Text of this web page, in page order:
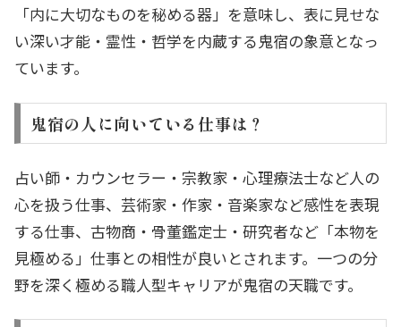
「内に大切なものを秘める器」を意味し、表に見せな
い深い才能・霊性・哲学を内蔵する鬼宿の象意となっ
ています。
鬼宿の人に向いている仕事は？
占い師・カウンセラー・宗教家・心理療法士など人の
心を扱う仕事、芸術家・作家・音楽家など感性を表現
する仕事、古物商・骨董鑑定士・研究者など「本物を
見極める」仕事との相性が良いとされます。一つの分
野を深く極める職人型キャリアが鬼宿の天職です。